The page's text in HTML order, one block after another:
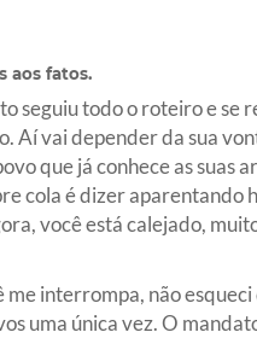
aos fatos.
seguiu todo o roteiro e se
Aí vai depender da sua
que já conhece as suas
cola é dizer aparentando
você está calejado,
me interrompa, não
uma única vez. O